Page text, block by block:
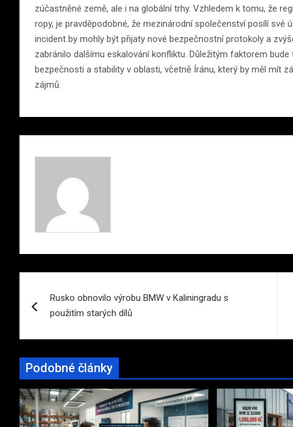
zúčastněné země, ale i na globální trhy. Vzhledem k tomu, že
ropy, je pravděpodobné, že mezinárodní společenství posílí
incident by mohly být přijaty nové bezpečnostní protokoly a
zabránilo dalšímu eskalování konfliktu. Důležitým faktorem
bezpečnosti a stability v oblasti, včetně Íránu, který by měl mít
zájmů.
pro
příspěvek
Rusko obnovilo výrobu BMW v Kaliningradu s
použitím starých dílů
Podobné články